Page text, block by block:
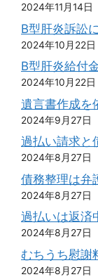
2024年11月14日
B型肝炎訴訟
2024年10月22日
B型肝炎給付
2024年10月22日
遺言書作成を
2024年9月27日
過払い請求と
2024年8月27日
債務整理は弁
2024年8月27日
過払いは返済
2024年8月27日
むちうち慰謝
2024年8月27日